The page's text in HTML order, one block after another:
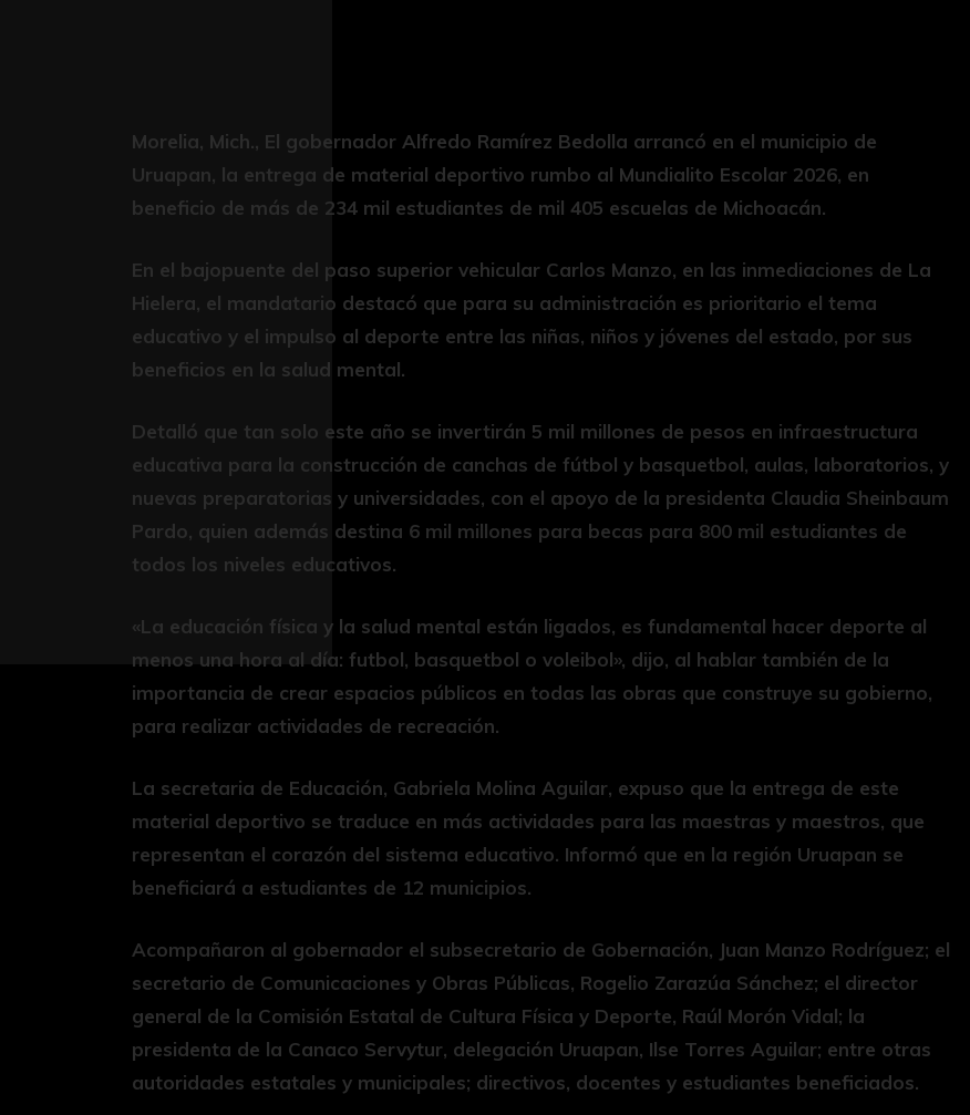
Morelia, Mich., El gobernador Alfredo Ramírez Bedolla arrancó en el municipio de
Uruapan, la entrega de material deportivo rumbo al Mundialito Escolar 2026, en
beneficio de más de 234 mil estudiantes de mil 405 escuelas de Michoacán.
En el bajopuente del paso superior vehicular Carlos Manzo, en las inmediaciones de La
Hielera, el mandatario destacó que para su administración es prioritario el tema
educativo y el impulso al deporte entre las niñas, niños y jóvenes del estado, por sus
beneficios en la salud mental.
Detalló que tan solo este año se invertirán 5 mil millones de pesos en infraestructura
educativa para la construcción de canchas de fútbol y basquetbol, aulas, laboratorios, y
nuevas preparatorias y universidades, con el apoyo de la presidenta Claudia Sheinbaum
Pardo, quien además destina 6 mil millones para becas para 800 mil estudiantes de
todos los niveles educativos.
«La educación física y la salud mental están ligados, es fundamental hacer deporte al
menos una hora al día: futbol, basquetbol o voleibol», dijo, al hablar también de la
importancia de crear espacios públicos en todas las obras que construye su gobierno,
para realizar actividades de recreación.
La secretaria de Educación, Gabriela Molina Aguilar, expuso que la entrega de este
material deportivo se traduce en más actividades para las maestras y maestros, que
representan el corazón del sistema educativo. Informó que en la región Uruapan se
beneficiará a estudiantes de 12 municipios.
Acompañaron al gobernador el subsecretario de Gobernación, Juan Manzo Rodríguez; el
secretario de Comunicaciones y Obras Públicas, Rogelio Zarazúa Sánchez; el director
general de la Comisión Estatal de Cultura Física y Deporte, Raúl Morón Vidal; la
presidenta de la Canaco Servytur, delegación Uruapan, Ilse Torres Aguilar; entre otras
autoridades estatales y municipales; directivos, docentes y estudiantes beneficiados.